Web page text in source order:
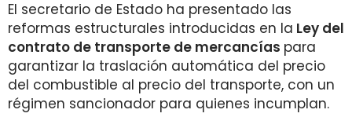
El secretario de Estado ha presentado las
reformas estructurales introducidas en la Ley del
contrato de transporte de mercancías para
garantizar la traslación automática del precio
del combustible al precio del transporte, con un
régimen sancionador para quienes incumplan.